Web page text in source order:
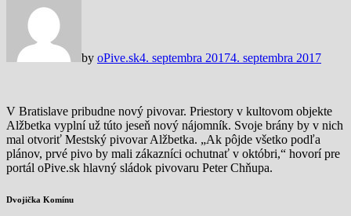
by oPive.sk4. septembra 20174. septembra 2017
V Bratislave pribudne nový pivovar. Priestory v kultovom objekte
Alžbetka vyplní už túto jeseň nový nájomník. Svoje brány by v nich
mal otvoriť Mestský pivovar Alžbetka. „Ak pôjde všetko podľa
plánov, prvé pivo by mali zákazníci ochutnať v októbri,“ hovorí pre
portál oPive.sk hlavný sládok pivovaru Peter Chňupa.
Dvojička Komínu